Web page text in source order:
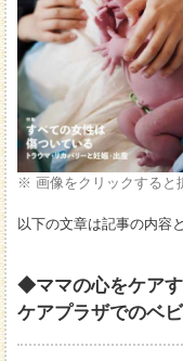
※ 画像をクリックすると
以下の文章は記事の内容
◆ママの心をケア
ケアプラザでのベ